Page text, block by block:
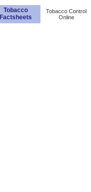
Tobacco
Factsheets
Tobacco Control
Online